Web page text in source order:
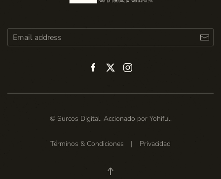
© Surcos Digital. Accionado por Yohiful.
Términos & Condiciones | Privacidad